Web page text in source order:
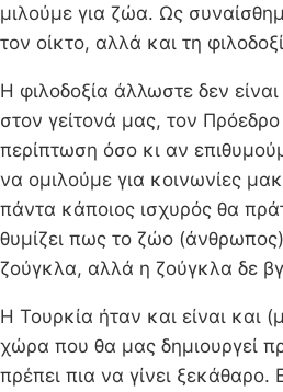
μιλούμε για ζώα. Ως
τον οίκτο, αλλά και τη
Η φιλοδοξία άλλωστε δεν
στον γείτονά μας, τον
περίπτωση όσο κι αν
να ομιλούμε για κοινωνίες
πάντα κάποιος ισχυρός θα
θυμίζει πως το ζώο
ζούγκλα, αλλά η ζούγκλα δε
Η Τουρκία ήταν και είναι και
χώρα που θα μας δημιουργεί
πρέπει πια να γίνει ξεκάθαρο.